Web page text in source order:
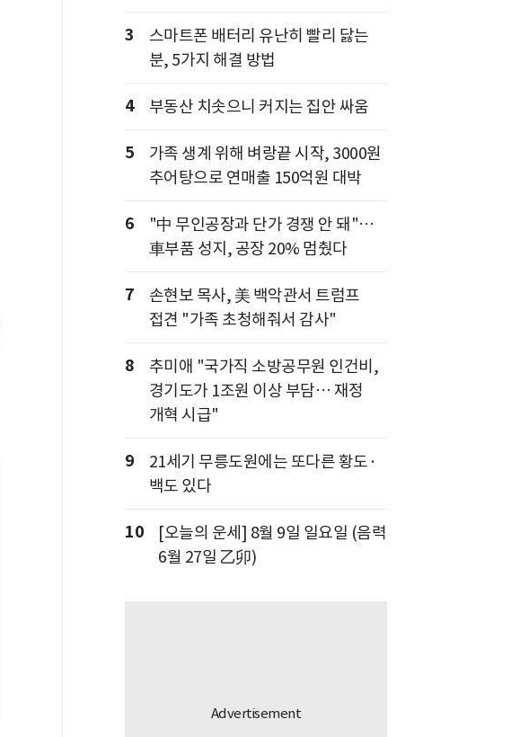
3
스마트폰 배터리 유난히 빨리 닳는
분, 5가지 해결 방법
4 부동산 치솟으니 커지는 집안 싸움
5
가족 생계 위해 벼랑끝 시작, 3000원
추어탕으로 연매출 150억원 대박
6
"中 무인공장과 단가 경쟁 안 돼"…
車부품 성지, 공장 20% 멈췄다
7
손현보 목사, 美 백악관서 트럼프
접견 "가족 초청해줘서 감사"
8
추미애 "국가직 소방공무원 인건비,
경기도가 1조원 이상 부담… 재정
개혁 시급"
9
21세기 무릉도원에는 또다른 황도·
백도 있다
10
[오늘의 운세] 8월 9일 일요일 (음력
6월 27일 乙卯)